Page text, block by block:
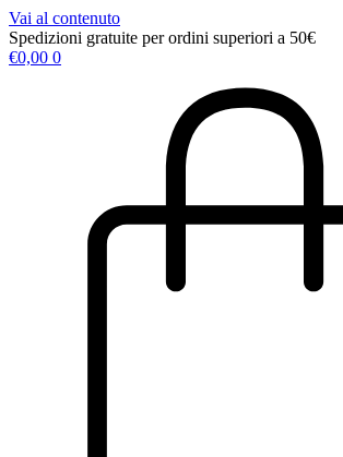
Vai al contenuto
Spedizioni gratuite per ordini superiori a 50€
€0,00 0